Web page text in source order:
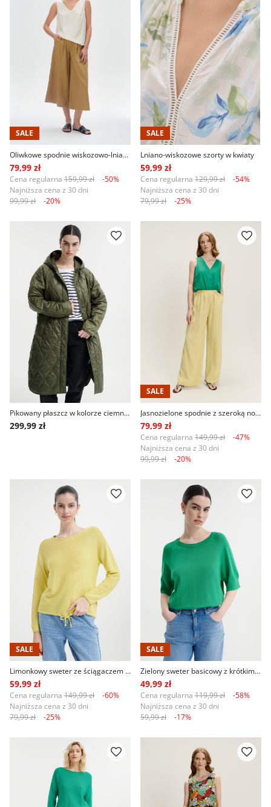
SALE
Oliwkowe spodnie wiskozowo-lniane typu culotte
79,99 zł
Cena regularna 159,99 zł
-50%
Najniższa cena z 30 dni
99,99 zł
-20%
SALE
Lniano-wiskozowe szorty w kwiaty
59,99 zł
Cena regularna 129,99 zł
-54%
Najniższa cena z 30 dni
79,99 zł
-25%
Pikowany płaszcz w kolorze ciemnej zieleni
299,99 zł
SALE
Jasnozielone spodnie z szeroką nogawką
79,99 zł
Cena regularna 149,99 zł
-47%
Najniższa cena z 30 dni
99,99 zł
-20%
SALE
Limonkowy sweter ze ściągaczem u dołu
59,99 zł
Cena regularna 149,99 zł
-60%
Najniższa cena z 30 dni
79,99 zł
-25%
SALE
Zielony sweter basicowy z krótkim rękawem
49,99 zł
Cena regularna 119,99 zł
-58%
Najniższa cena z 30 dni
59,99 zł
-17%